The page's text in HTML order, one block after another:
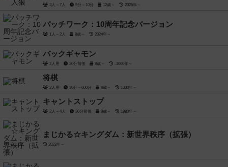
3人～7人 5分～10分 12歳～ 2025年～
パッチワーク：10周年記念バージョン
1人～2人 8歳～ 2024年～
バックギャモン
2人用 30分前後 8歳～ -3000年～
将棋
2人用 30分～600分 8歳～ 1000年～
キャントストップ
2人～4人 30分前後 9歳～ 1980年～
まじかる☆キングダム：新世界秩序（拡張）
2023年～